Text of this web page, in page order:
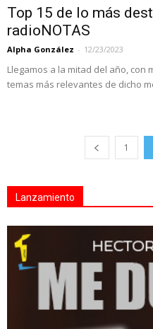
Top 15 de lo más
radioNOTAS
Alpha González - 12/23/2023
Llegamos a la mitad del año, con
temas más relevantes de dicho
1
Lanzamiento